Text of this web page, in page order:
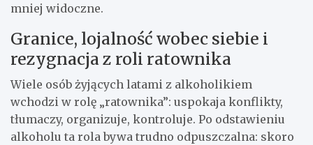
mniej widoczne.
Granice, lojalność wobec siebie i
rezygnacja z roli ratownika
Wiele osób żyjących latami z alkoholikiem
wchodzi w rolę „ratownika”: uspokaja konflikty,
tłumaczy, organizuje, kontroluje. Po odstawieniu
alkoholu ta rola bywa trudno odpuszczalna: skoro